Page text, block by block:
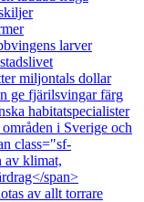
larver
miljontals dollar
ge fjärilsvingar färg
habitatspecialister
i Sverige och
class="sf-
av klimat,
span>
av allt torrare